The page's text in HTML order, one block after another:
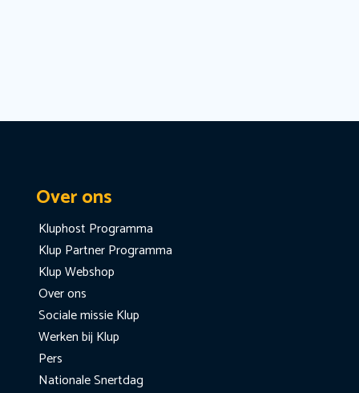
Over ons
Kluphost Programma
Klup Partner Programma
Klup Webshop
Over ons
Sociale missie Klup
Werken bij Klup
Pers
Nationale Snertdag